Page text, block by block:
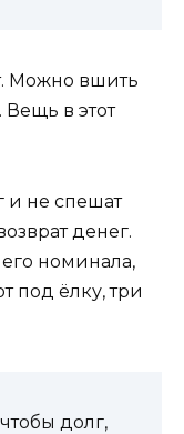
Можно вшить
в этот
и не спешат
денег.
номинала,
под ёлку, три
долг,